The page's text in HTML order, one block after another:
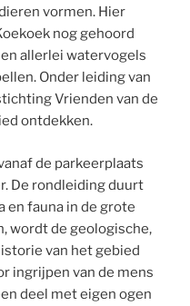
vormen. Hier
nog gehoord
allerlei watervogels
Onder leiding van
Vrienden van de
ontdekken.
de parkeerplaats
De rondleiding duurt
en fauna in de grote
wordt de geologische,
van het gebied
ingrijpen van de mens
deel met eigen ogen